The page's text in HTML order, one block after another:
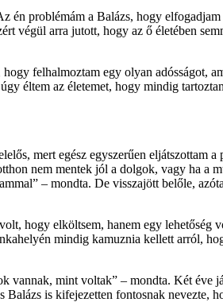
én problémám a Balázs, hogy
végül arra jutott, hogy az ő életében
felhalmoztam egy olyan adósságot,
éltem az életemet, hogy mindig
mert egész egyszerűen eljátszottam
nem mentek jól a dolgok, vagy ha a
– mondta. De visszajött belőle,
hogy elköltsem, hanem egy lehetőség
mindig kamuznia kellett arról,
vannak, mint voltak” – mondta. Két éve
is kifejezetten fontosnak nevezte,